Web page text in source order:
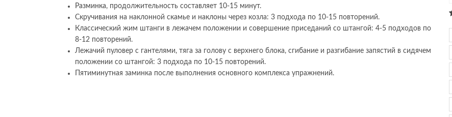
Разминка, продолжительность составляет 10-15 минут.
Скручивания на наклонной скамье и наклоны через козла: 3 подхода по 10-15 повторений.
Классический жим штанги в лежачем положении и совершение приседаний со штангой: 4-5 подходов по
8-12 повторений.
Лежачий пуловер с гантелями, тяга за голову с верхнего блока, сгибание и разгибание запястий в сидячем
положении со штангой: 3 подхода по 10-15 повторений.
Пятиминутная заминка после выполнения основного комплекса упражнений.